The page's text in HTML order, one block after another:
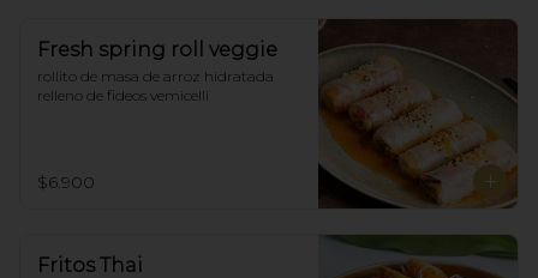
Fresh spring roll veggie
rollito de masa de arroz hidratada
relleno de fideos vemicelli
$6.900
Fritos Thai